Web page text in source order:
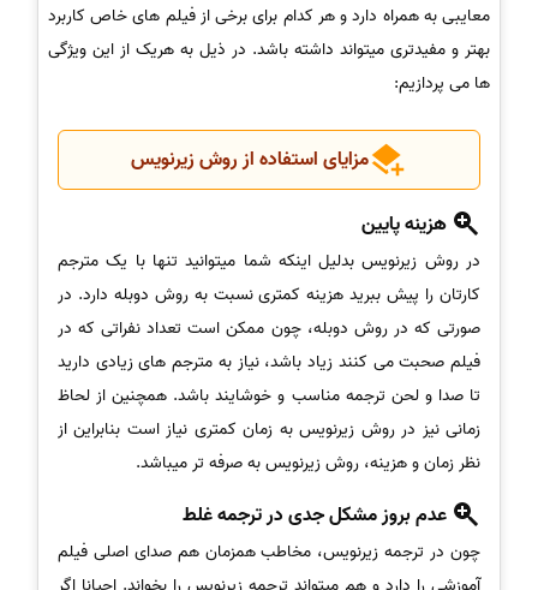
معایبی به همراه دارد و هر کدام برای برخی از فیلم های خاص کاربرد
بهتر و مفیدتری میتواند داشته باشد. در ذیل به هریک از این ویژگی
ها می پردازیم:
مزایای استفاده از روش زیرنویس
هزینه پایین
در روش زیرنویس بدلیل اینکه شما میتوانید تنها با یک مترجم
کارتان را پیش ببرید هزینه کمتری نسبت به روش دوبله دارد. در
صورتی که در روش دوبله، چون ممکن است تعداد نفراتی که در
فیلم صحبت می کنند زیاد باشد، نیاز به مترجم های زیادی دارید
تا صدا و لحن ترجمه مناسب و خوشایند باشد. همچنین از لحاظ
زمانی نیز در روش زیرنویس به زمان کمتری نیاز است بنابراین از
نظر زمان و هزینه، روش زیرنویس به صرفه تر میباشد.
عدم بروز مشکل جدی در ترجمه غلط
چون در ترجمه زیرنویس، مخاطب همزمان هم صدای اصلی فیلم